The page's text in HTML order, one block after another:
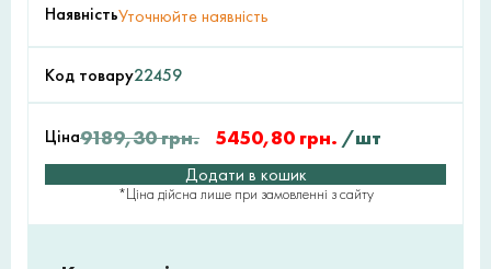
НаявністьУточнюйте наявність
Код товару22459
Ціна9189,30грн. 5450,80 грн. /шт
Додати в кошик
*Ціна дійсна лише при замовленні з сайту